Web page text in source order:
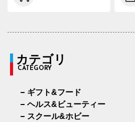
カテゴリ
CATEGORY
ギフト&フード
ヘルス&ビューティー
スクール&ホビー